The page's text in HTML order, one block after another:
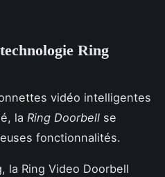
Ring
vidéo intelligentes
la Ring Doorbell se
fonctionnalités.
la Ring Video Doorbell